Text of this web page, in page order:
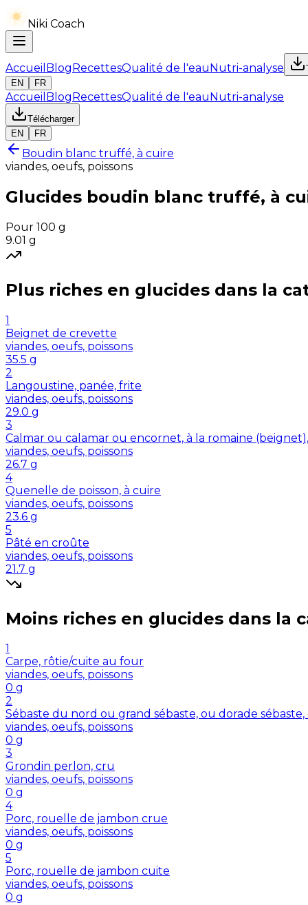
Niki Coach
Accueil BlogRecettesQualité de l'eauNutri-analyse
EN
FR
Accueil BlogRecettesQualité de l'eauNutri-analyse
Télécharger
EN
FR
Boudin blanc truffé, à cuire
viandes, oeufs, poissons
Glucides boudin blanc truffé, à
Pour 100 g
9.01 g
Plus riches en glucides dans la
1
Beignet de crevette
viandes, oeufs, poissons
35.5 g
2
Langoustine, panée, frite
viandes, oeufs, poissons
29.0 g
3
Calmar ou calamar ou encornet, à la romaine
viandes, oeufs, poissons
26.7 g
4
Quenelle de poisson, à cuire
viandes, oeufs, poissons
23.6 g
5
Pâté en croûte
viandes, oeufs, poissons
21.7 g
Moins riches en glucides dans la
1
Carpe, rôtie/cuite au four
viandes, oeufs, poissons
0 g
2
Sébaste du nord ou grand sébaste, ou dorade
viandes, oeufs, poissons
0 g
3
Grondin perlon, cru
viandes, oeufs, poissons
0 g
4
Porc, rouelle de jambon crue
viandes, oeufs, poissons
0 g
5
Porc, rouelle de jambon cuite
viandes, oeufs, poissons
0 g